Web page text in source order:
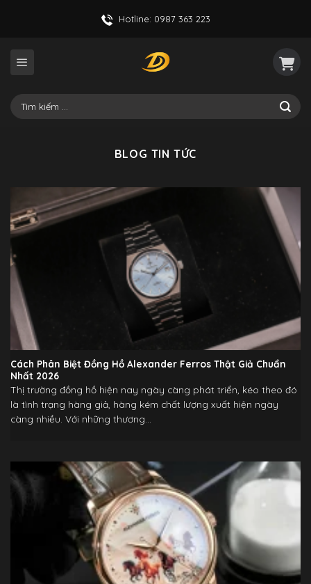
Hotline: 0987 363 223
Tìm
kiếm:
BLOG TIN TỨC
Cách Phân Biệt Đồng Hồ Alexander Ferros Thật Giả Chuẩn
Nhất 2026
Thị trường đồng hồ hiện nay ngày càng phát triển, kéo theo đó
là tình trạng hàng giả, hàng kém chất lượng xuất hiện ngày
càng nhiều. Với những thương...